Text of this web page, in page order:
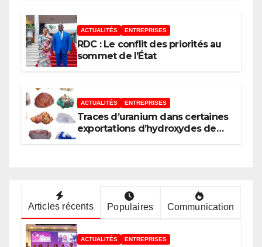
pour le développement de
l’Afrique (AUDA-NEPAD)
ACTUALITÉS ENTREPRISES
RDC : Le conflit des priorités au
sommet de l’État
ACTUALITÉS ENTREPRISES
Traces d’uranium dans certaines
exportations d’hydroxydes de
Articles récents Populaires Communication
ACTUALITÉS ENTREPRISES